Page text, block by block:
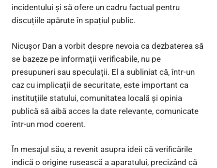
incidentului și să ofere un cadru factual pentru
discuțiile apărute în spațiul public.
Nicușor Dan a vorbit despre nevoia ca dezbaterea să
se bazeze pe informații verificabile, nu pe
presupuneri sau speculații. El a subliniat că, într-un
caz cu implicații de securitate, este important ca
instituțiile statului, comunitatea locală și opinia
publică să aibă acces la date relevante, comunicate
într-un mod coerent.
În mesajul său, a revenit asupra ideii că verificările
indică o origine rusească a aparatului, precizând că